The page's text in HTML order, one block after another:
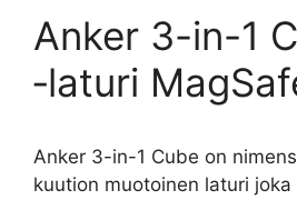
Anker 3-in-1
‑laturi
Anker 3-in-1 Cube on
kuution muotoinen laturi